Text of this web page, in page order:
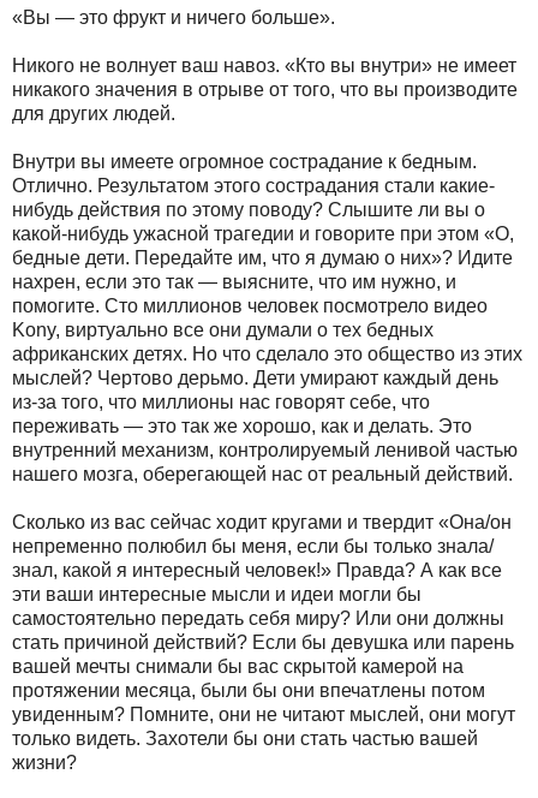
«Вы — это фрукт и ничего больше».
Никого не волнует ваш навоз. «Кто вы внутри» не имеет
никакого значения в отрыве от того, что вы производите
для других людей.
Внутри вы имеете огромное сострадание к бедным.
Отлично. Результатом этого сострадания стали какие-
нибудь действия по этому поводу? Слышите ли вы о
какой-нибудь ужасной трагедии и говорите при этом «О,
бедные дети. Передайте им, что я думаю о них»? Идите
нахрен, если это так — выясните, что им нужно, и
помогите. Сто миллионов человек посмотрело видео
Kony, виртуально все они думали о тех бедных
африканских детях. Но что сделало это общество из этих
мыслей? Чертово дерьмо. Дети умирают каждый день
из-за того, что миллионы нас говорят себе, что
переживать — это так же хорошо, как и делать. Это
внутренний механизм, контролируемый ленивой частью
нашего мозга, оберегающей нас от реальный действий.
Сколько из вас сейчас ходит кругами и твердит «Она/он
непременно полюбил бы меня, если бы только знала/
знал, какой я интересный человек!» Правда? А как все
эти ваши интересные мысли и идеи могли бы
самостоятельно передать себя миру? Или они должны
стать причиной действий? Если бы девушка или парень
вашей мечты снимали бы вас скрытой камерой на
протяжении месяца, были бы они впечатлены потом
увиденным? Помните, они не читают мыслей, они могут
только видеть. Захотели бы они стать частью вашей
жизни?